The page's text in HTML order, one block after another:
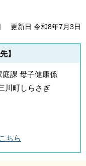
更新日 令和8年7月3日
】
課 母子健康係
川町しらさぎ
ちら